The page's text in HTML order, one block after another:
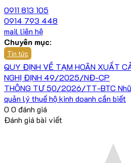
0911 813 105
0914 793 448
mail liên hệ
Chuyên mục:
Tin tức
QUY ĐỊNH VỀ TẠM HOÃN XUẤT
NGHỊ ĐỊNH 49/2025/NĐ-CP
THÔNG TƯ 50/2026/TT-BTC
quản lý thuế hộ kinh doanh cần biết
0 0 đánh giá
Đánh giá bài viết